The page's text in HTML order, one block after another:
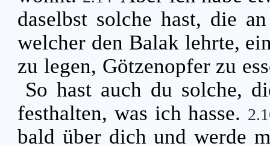
daselbst solche hast, die
welcher den Balak lehrte,
zu legen, Götzenopfer zu
So hast auch du solche,
festhalten, was ich hasse.
bald über dich und werde